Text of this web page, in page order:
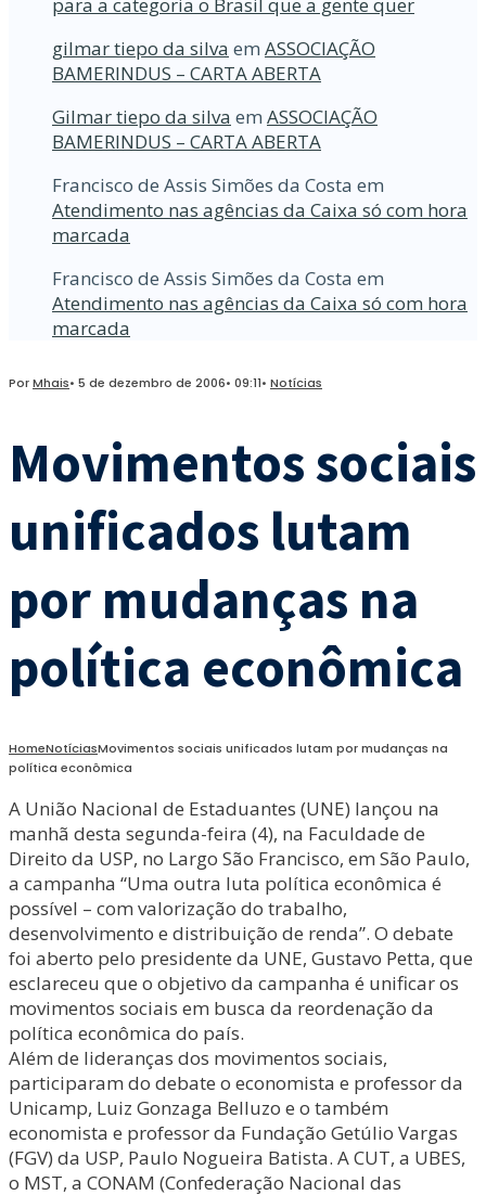
gilmar tiepo da silva em ASSOCIAÇÃO
BAMERINDUS – CARTA ABERTA
Gilmar tiepo da silva em ASSOCIAÇÃO
BAMERINDUS – CARTA ABERTA
Francisco de Assis Simões da Costa em
Atendimento nas agências da Caixa só com hora
marcada
Francisco de Assis Simões da Costa em
Atendimento nas agências da Caixa só com hora
marcada
PorMhais• 5 de dezembro de 2006• 09:11• Notícias
Movimentos sociais
unificados lutam
por mudanças na
política econômica
HomeNotíciasMovimentos sociais unificados lutam por mudanças na
política econômica
A União Nacional de Estaduantes (UNE) lançou na
manhã desta segunda-feira (4), na Faculdade de
Direito da USP, no Largo São Francisco, em São Paulo,
a campanha “Uma outra luta política econômica é
possível – com valorização do trabalho,
desenvolvimento e distribuição de renda”. O debate
foi aberto pelo presidente da UNE, Gustavo Petta, que
esclareceu que o objetivo da campanha é unificar os
movimentos sociais em busca da reordenação da
política econômica do país.
Além de lideranças dos movimentos sociais,
participaram do debate o economista e professor da
Unicamp, Luiz Gonzaga Belluzo e o também
economista e professor da Fundação Getúlio Vargas
(FGV) da USP, Paulo Nogueira Batista. A CUT, a UBES,
o MST, a CONAM (Confederação Nacional das